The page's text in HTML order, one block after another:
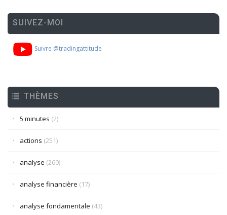
SUIVEZ-MOI
Suivre @tradingattitude
THÈMES
5 minutes (2)
actions (251)
analyse (260)
analyse financière (17)
analyse fondamentale (43)